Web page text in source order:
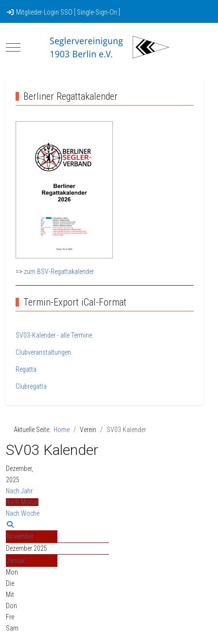
Mitglieder-Login SSO [ Single-Sign-On ]
Mobile Menu Toggle
Berliner Regattakalender
=> zum BSV-Regattakalender
Termin-Export iCal-Format
SV03-Kalender - alle Termine
Clubveranstaltungen
Regatta
Clubregatta
Aktuelle Seite: Home Verein SV03 Kalender
SV03 Kalender
Dezember,
2025
Nach Jahr
Nach Monat
Nach Woche
November
Dezember 2025
Januar
Mon
Die
Mit
Don
Fre
Sam